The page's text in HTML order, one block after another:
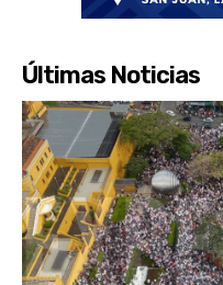
Últimas Noticias